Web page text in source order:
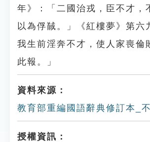
年》：「二國治戎，臣不才，
以為俘馘。」《紅樓夢》第六
我生前淫奔不才，使人家喪倫
此報。」
資料來源：
教育部重編國語辭典修訂本_
授權資訊：